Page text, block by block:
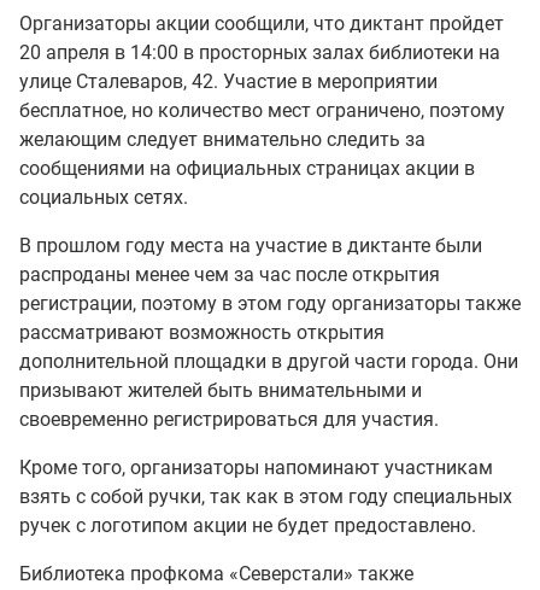
Организаторы акции сообщили, что диктант пройдет
20 апреля в 14:00 в просторных залах библиотеки на
улице Сталеваров, 42. Участие в мероприятии
бесплатное, но количество мест ограничено, поэтому
желающим следует внимательно следить за
сообщениями на официальных страницах акции в
социальных сетях.
В прошлом году места на участие в диктанте были
распроданы менее чем за час после открытия
регистрации, поэтому в этом году организаторы также
рассматривают возможность открытия
дополнительной площадки в другой части города. Они
призывают жителей быть внимательными и
своевременно регистрироваться для участия.
Кроме того, организаторы напоминают участникам
взять с собой ручки, так как в этом году специальных
ручек с логотипом акции не будет предоставлено.
Библиотека профкома «Северстали» также